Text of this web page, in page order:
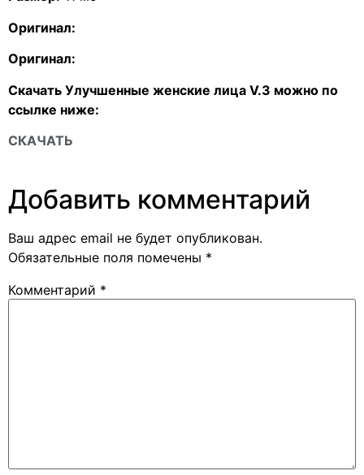
Оригинал:
Оригинал:
Скачать Улучшенные женские лица V.3 можно по
ссылке ниже:
СКАЧАТЬ
Добавить комментарий
Ваш адрес email не будет опубликован.
Обязательные поля помечены *
Комментарий *